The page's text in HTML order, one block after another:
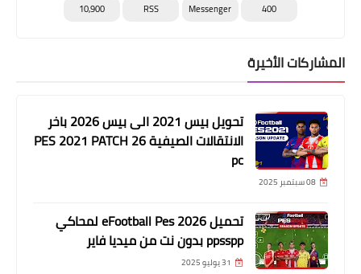
400
Messenger
RSS
10,900
المشاركات الأخيرة
تحويل بيس 2021 الى بيس 2026 باخر
الانتقالات الصيفية PES 2021 PATCH 26
pc
08 سبتمبر 2025
تحميل eFootball Pes 2026 لمحاكي
ppsspp بدون نت من ميديا فاير
31 يوليو 2025